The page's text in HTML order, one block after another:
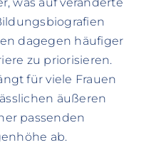
dagegen häufiger
zu priorisieren.
für viele Frauen
äußeren
passenden
ab.